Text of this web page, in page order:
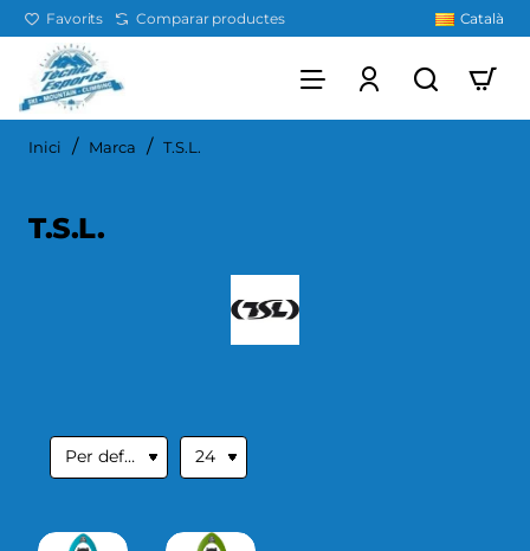
Favorits Comparar productes Català
Inici homeMarca T.S.L.
T.S.L.